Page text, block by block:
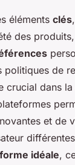
éléments clés
des
politiques de
crucial dans la
et de
idéale,